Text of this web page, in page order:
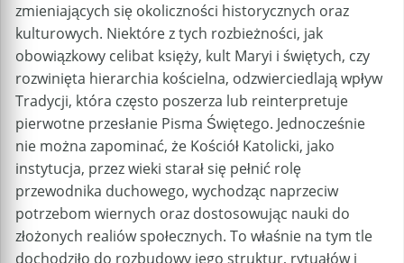
zmieniających się okoliczności historycznych oraz
kulturowych. Niektóre z tych rozbieżności, jak
obowiązkowy celibat księży, kult Maryi i świętych, czy
rozwinięta hierarchia kościelna, odzwierciedlają wpływ
Tradycji, która często poszerza lub reinterpretuje
pierwotne przesłanie Pisma Świętego. Jednocześnie
nie można zapominać, że Kościół Katolicki, jako
instytucja, przez wieki starał się pełnić rolę
przewodnika duchowego, wychodząc naprzeciw
potrzebom wiernych oraz dostosowując nauki do
złożonych realiów społecznych. To właśnie na tym tle
dochodziło do rozbudowy jego struktur, rytuałów i